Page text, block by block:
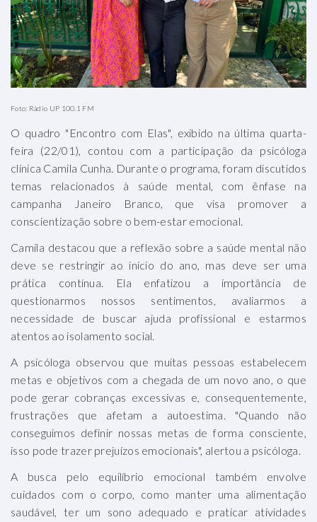
Foto: Rádio UP 100.1 FM
O quadro "Encontro com Elas", exibido na última quarta-
feira (22/01), contou com a participação da psicóloga
clínica Camila Cunha. Durante o programa, foram discutidos
temas relacionados à saúde mental, com ênfase na
campanha Janeiro Branco, que visa promover a
conscientização sobre o bem-estar emocional.
Camila destacou que a reflexão sobre a saúde mental não
deve se restringir ao início do ano, mas deve ser uma
prática contínua. Ela enfatizou a importância de
questionarmos nossos sentimentos, avaliarmos a
necessidade de buscar ajuda profissional e estarmos
atentos ao isolamento social.
A psicóloga observou que muitas pessoas estabelecem
metas e objetivos com a chegada de um novo ano, o que
pode gerar cobranças excessivas e, consequentemente,
frustrações que afetam a autoestima. "Quando não
conseguimos definir nossas metas de forma consciente,
isso pode trazer prejuízos emocionais", alertou a psicóloga.
A busca pelo equilíbrio emocional também envolve
cuidados com o corpo, como manter uma alimentação
saudável, ter um sono adequado e praticar atividades